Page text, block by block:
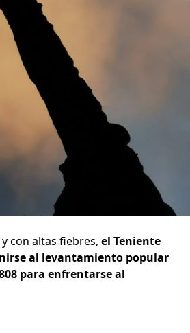
con altas fiebres, el Teniente
al levantamiento popular
para enfrentarse al